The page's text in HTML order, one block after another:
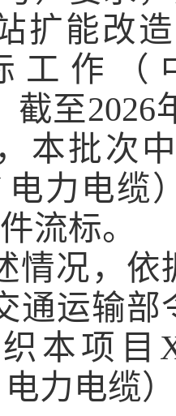
扩能改
工作（
截至2026
本批次
电力电缆
流标。
情况，依
通运输部
本项目
力电缆